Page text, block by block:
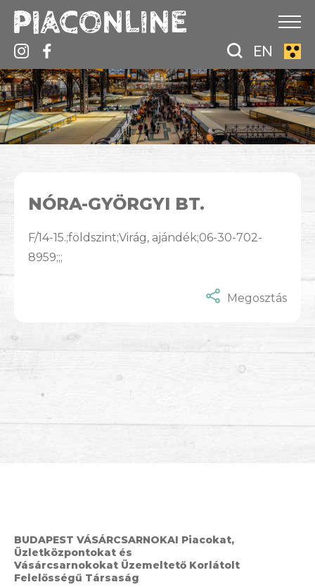
EN
NÓRA-GYÖRGYI BT.
F/14-15.;földszint;Virág, ajándék;06-30-702-
8959;;;
Megosztás
BUDAPEST VÁSÁRCSARNOKAI Piacokat,
Üzletközpontokat és
Vásárcsarnokokat Üzemeltető Korlátolt
Felelősségű Társaság